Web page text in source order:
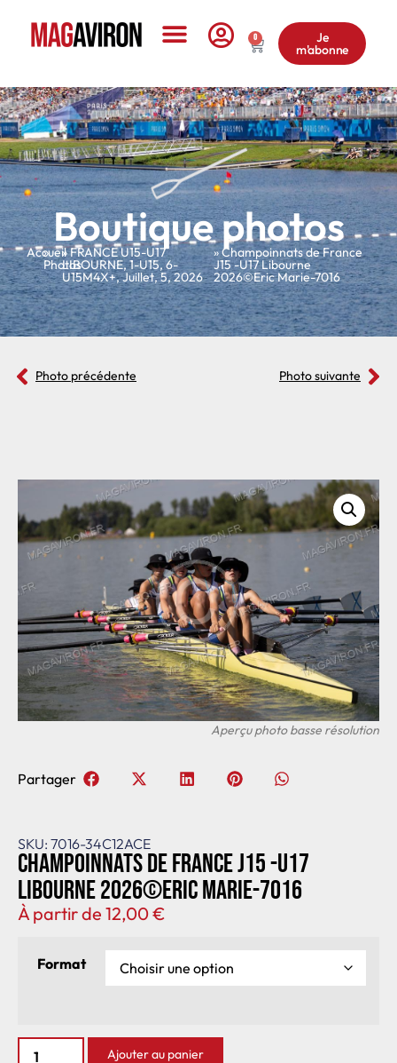
0 Je
m'abonne
Boutique photos
Accueil
»
Photos
»FRANCE U15-U17
LIBOURNE,1-U15,6-
U15M4X+,Juillet,5,2026
» Champoinnats de France
J15 -U17 Libourne
2026©Eric Marie-7016
Photo précédente Photo suivante
SKU: 7016-34C12ACE
Champoinnats de France J15 -U17
Libourne 2026©Eric Marie-7016
À partir de 12,00€
Format
Ajouter au panier
Partager